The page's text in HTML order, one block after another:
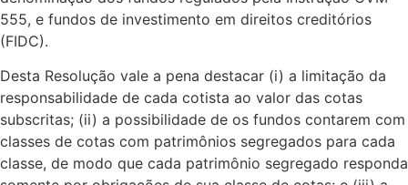
555, e fundos de investimento em direitos creditórios
(FIDC).
Desta Resolução vale a pena destacar (i) a limitação da
responsabilidade de cada cotista ao valor das cotas
subscritas; (ii) a possibilidade de os fundos contarem com
classes de cotas com patrimônios segregados para cada
classe, de modo que cada patrimônio segregado responda